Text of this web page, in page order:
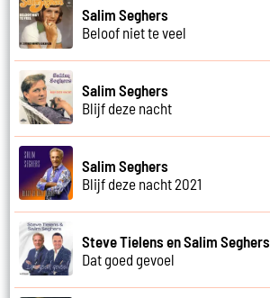
Salim Seghers
Beloof niet te veel
Salim Seghers
Blijf deze nacht
Salim Seghers
Blijf deze nacht 2021
Steve Tielens en Salim Seghers
Dat goed gevoel